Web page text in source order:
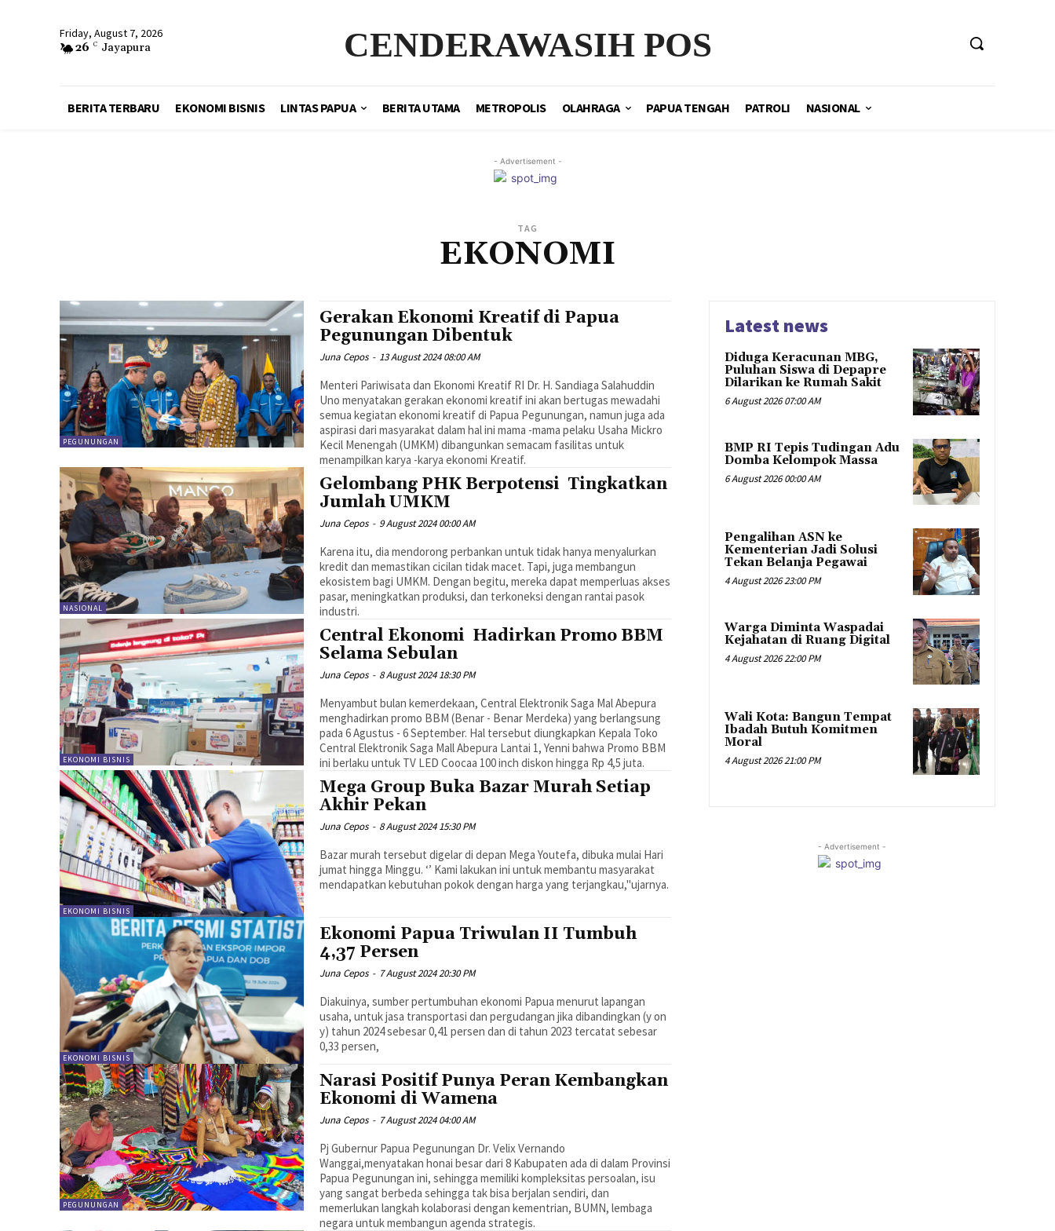
Friday, August 7, 2026
26 C Jayapura CENDERAWASIH POS
BERITA TERBARU EKONOMI BISNIS LINTAS PAPUA BERITA UTAMA METROPOLIS OLAHRAGA PAPUA TENGAH PATROLI NASIONAL
- Advertisement -
TAG
EKONOMI
PEGUNUNGAN
Gerakan Ekonomi Kreatif di Papua
Pegunungan Dibentuk
Juna Cepos - 13 August 2024 08:00 AM
Menteri Pariwisata dan Ekonomi Kreatif RI Dr. H. Sandiaga Salahuddin
Uno menyatakan gerakan ekonomi kreatif ini akan bertugas mewadahi
semua kegiatan ekonomi kreatif di Papua Pegunungan, namun juga ada
aspirasi dari masyarakat dalam hal ini mama -mama pelaku Usaha Mickro
Kecil Menengah (UMKM) dibangunkan semacam fasilitas untuk
menampilkan karya -karya ekonomi Kreatif.
NASIONAL
Gelombang PHK Berpotensi Tingkatkan
Jumlah UMKM
Juna Cepos - 9 August 2024 00:00 AM
Karena itu, dia mendorong perbankan untuk tidak hanya menyalurkan
kredit dan memastikan cicilan tidak macet. Tapi, juga membangun
ekosistem bagi UMKM. Dengan begitu, mereka dapat memperluas akses
pasar, meningkatkan produksi, dan terkoneksi dengan rantai pasok
industri.
EKONOMI BISNIS
Central Ekonomi Hadirkan Promo BBM
Selama Sebulan
Juna Cepos - 8 August 2024 18:30 PM
Menyambut bulan kemerdekaan, Central Elektronik Saga Mal Abepura
menghadirkan promo BBM (Benar - Benar Merdeka) yang berlangsung
pada 6 Agustus - 6 September. Hal tersebut diungkapkan Kepala Toko
Central Elektronik Saga Mall Abepura Lantai 1, Yenni bahwa Promo BBM
ini berlaku untuk TV LED Coocaa 100 inch diskon hingga Rp 4,5 juta.
EKONOMI BISNIS
Mega Group Buka Bazar Murah Setiap
Akhir Pekan
Juna Cepos - 8 August 2024 15:30 PM
Bazar murah tersebut digelar di depan Mega Youtefa, dibuka mulai Hari
jumat hingga Minggu. ‘’ Kami lakukan ini untuk membantu masyarakat
mendapatkan kebutuhan pokok dengan harga yang terjangkau,"ujarnya.
EKONOMI BISNIS
Ekonomi Papua Triwulan II Tumbuh
4,37 Persen
Juna Cepos - 7 August 2024 20:30 PM
Diakuinya, sumber pertumbuhan ekonomi Papua menurut lapangan
usaha, untuk jasa transportasi dan pergudangan jika dibandingkan (y on
y) tahun 2024 sebesar 0,41 persen dan di tahun 2023 tercatat sebesar
0,33 persen,
PEGUNUNGAN
Narasi Positif Punya Peran Kembangkan
Ekonomi di Wamena
Juna Cepos - 7 August 2024 04:00 AM
Pj Gubernur Papua Pegunungan Dr. Velix Vernando
Wanggai,menyatakan honai besar dari 8 Kabupaten ada di dalam Provinsi
Papua Pegunungan ini, sehingga memiliki kompleksitas persoalan, isu
yang sangat berbeda sehingga tak bisa berjalan sendiri, dan
memerlukan langkah kolaborasi dengan kementrian, BUMN, lembaga
negara untuk membangun agenda strategis.
Latest news
Diduga Keracunan MBG,
Puluhan Siswa di Depapre
Dilarikan ke Rumah Sakit
6 August 2026 07:00 AM
​BMP RI Tepis Tudingan Adu
Domba Kelompok Massa
6 August 2026 00:00 AM
Pengalihan ASN ke
Kementerian Jadi Solusi
Tekan Belanja Pegawai
4 August 2026 23:00 PM
Warga Diminta Waspadai
Kejahatan di Ruang Digital
4 August 2026 22:00 PM
Wali Kota: Bangun Tempat
Ibadah Butuh Komitmen
Moral
4 August 2026 21:00 PM
- Advertisement -